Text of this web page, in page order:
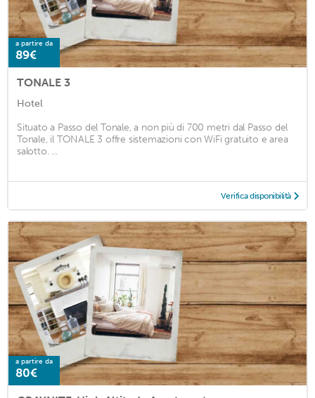
a partire da
89€
TONALE 3
Hotel
Situato a Passo del Tonale, a non più di 700 metri dal Passo del
Tonale, il TONALE 3 offre sistemazioni con WiFi gratuito e area
salotto. ...
Verifica disponibilità
a partire da
80€